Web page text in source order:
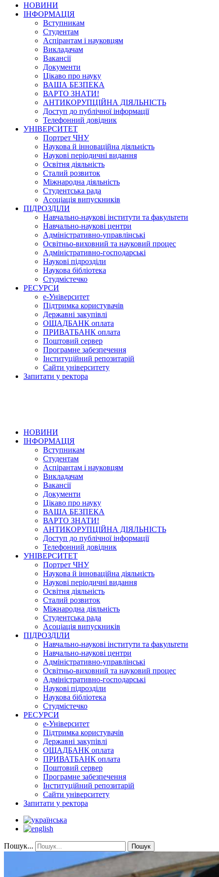
НОВИНИ
ІНФОРМАЦІЯ
Вступникам
Студентам
Аспірантам і науковцям
Викладачам
Вакансії
Документи
Цікаво про науку
ВАША БЕЗПЕКА
ВАРТО ЗНАТИ!
АНТИКОРУПЦІЙНА ДІЯЛЬНІСТЬ
Доступ до публічної інформації
Телефонний довідник
УНІВЕРСИТЕТ
Портрет ЧНУ
Наукова й інноваційна діяльність
Наукові періодичні видання
Освітня діяльність
Сталий розвиток
Міжнародна діяльність
Студентська рада
Асоціація випускників
ПІДРОЗДІЛИ
Навчально-наукові інститути та факультети
Навчально-наукові центри
Адміністративно-управлінські
Освітньо-виховний та науковий процес
Адміністративно-господарські
Наукові підрозділи
Наукова бібліотека
Студмістечко
РЕСУРСИ
е-Університет
Підтримка користувачів
Державні закупівлі
ОЩАДБАНК оплата
ПРИВАТБАНК оплата
Поштовий сервер
Програмне забезпечення
Інституційний репозитарій
Сайти університету
Запитати у ректора
НОВИНИ
ІНФОРМАЦІЯ
Вступникам
Студентам
Аспірантам і науковцям
Викладачам
Вакансії
Документи
Цікаво про науку
ВАША БЕЗПЕКА
ВАРТО ЗНАТИ!
АНТИКОРУПЦІЙНА ДІЯЛЬНІСТЬ
Доступ до публічної інформації
Телефонний довідник
УНІВЕРСИТЕТ
Портрет ЧНУ
Наукова й інноваційна діяльність
Наукові періодичні видання
Освітня діяльність
Сталий розвиток
Міжнародна діяльність
Студентська рада
Асоціація випускників
ПІДРОЗДІЛИ
Навчально-наукові інститути та факультети
Навчально-наукові центри
Адміністративно-управлінські
Освітньо-виховний та науковий процес
Адміністративно-господарські
Наукові підрозділи
Наукова бібліотека
Студмістечко
РЕСУРСИ
е-Університет
Підтримка користувачів
Державні закупівлі
ОЩАДБАНК оплата
ПРИВАТБАНК оплата
Поштовий сервер
Програмне забезпечення
Інституційний репозитарій
Сайти університету
Запитати у ректора
Пошук... Пошук